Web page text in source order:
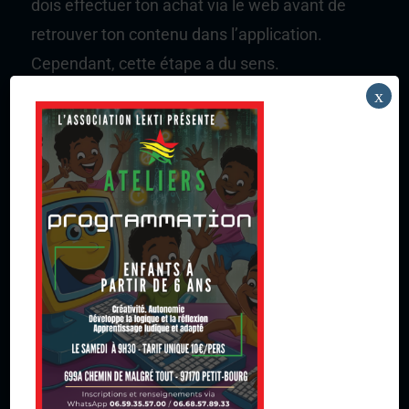
dois effectuer ton achat via le web avant de
retrouver ton contenu dans l’application.
Cependant, cette étape a du sens.
En effet, elle permet de préserver un équilibre
économique plus sain. Elle garantit que ton
argent soutient directement ceux qui créent,
produisent et diffusent ces contenus.
De plus, une fois l’achat effectué, l’expérience
reste simple : tu accèdes à tes livres audio
facilement depuis ton application mobile,
sans complication.
x